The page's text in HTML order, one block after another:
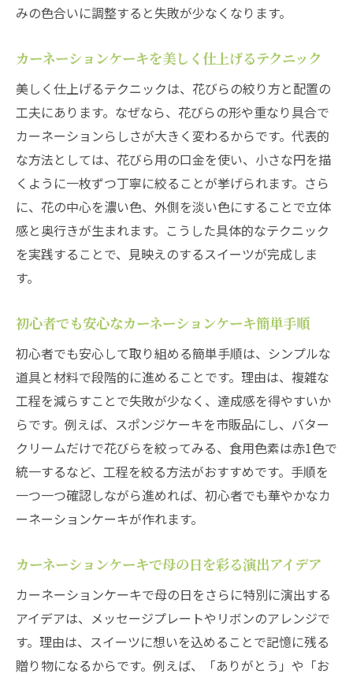
カーネーションで伝える心温まるプレゼン
簡単にできるカーネーションケーキの秘訣
カーネーションケーキ簡単レシピの時短術
を紹介
カーネーションの美しさを手軽に再現する
方法
カーネーションケーキ簡単ポイントと材料
選び
少ない材料でできるカーネーションケーキ
の極意
夫
ないコツ
カーネーションを使ったチョコレートアレンジ
カーネーションチョコレートの作り方と基
本
カーネーションチョコペンで彩るデコレー
ション術
チョコレートで表現するカーネーションの
カーネーションレシピでバリエーション豊
かなチョコ作り
カーネーションお菓子のチョコアレンジ活
用法
カーネーションチョコで母の日を華やかに
みの色合いに調整すると失敗が少なくなります。
カーネーションケーキを美しく仕上げるテクニック
美しく仕上げるテクニックは、花びらの絞り方と配置の
工夫にあります。なぜなら、花びらの形や重なり具合で
カーネーションらしさが大きく変わるからです。代表的
な方法としては、花びら用の口金を使い、小さな円を描
くように一枚ずつ丁寧に絞ることが挙げられます。さら
に、花の中心を濃い色、外側を淡い色にすることで立体
感と奥行きが生まれます。こうした具体的なテクニック
を実践することで、見映えのするスイーツが完成しま
す。
初心者でも安心なカーネーションケーキ簡単手順
初心者でも安心して取り組める簡単手順は、シンプルな
道具と材料で段階的に進めることです。理由は、複雑な
工程を減らすことで失敗が少なく、達成感を得やすいか
らです。例えば、スポンジケーキを市販品にし、バター
クリームだけで花びらを絞ってみる、食用色素は赤1色で
統一するなど、工程を絞る方法がおすすめです。手順を
一つ一つ確認しながら進めれば、初心者でも華やかなカ
ーネーションケーキが作れます。
カーネーションケーキで母の日を彩る演出アイデア
カーネーションケーキで母の日をさらに特別に演出する
アイデアは、メッセージプレートやリボンのアレンジで
す。理由は、スイーツに想いを込めることで記憶に残る
贈り物になるからです。例えば、「ありがとう」や「お